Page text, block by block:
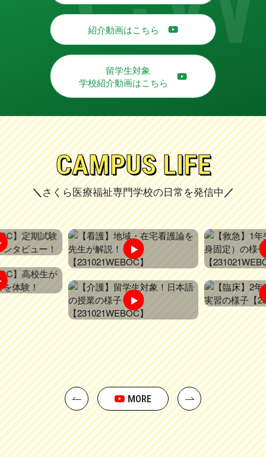
紹介動画はこちら
留学生対象
学校紹介動画はこちら
CAMPUS LIFE
さくら医療福祉専門学校の日常を発信中
MORE